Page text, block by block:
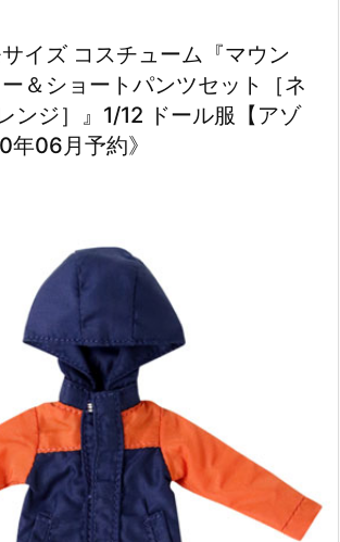
イズ コスチューム『マウン
＆ショートパンツセット［ネ
ンジ］』1/12 ドール服【アゾ
年06月予約》